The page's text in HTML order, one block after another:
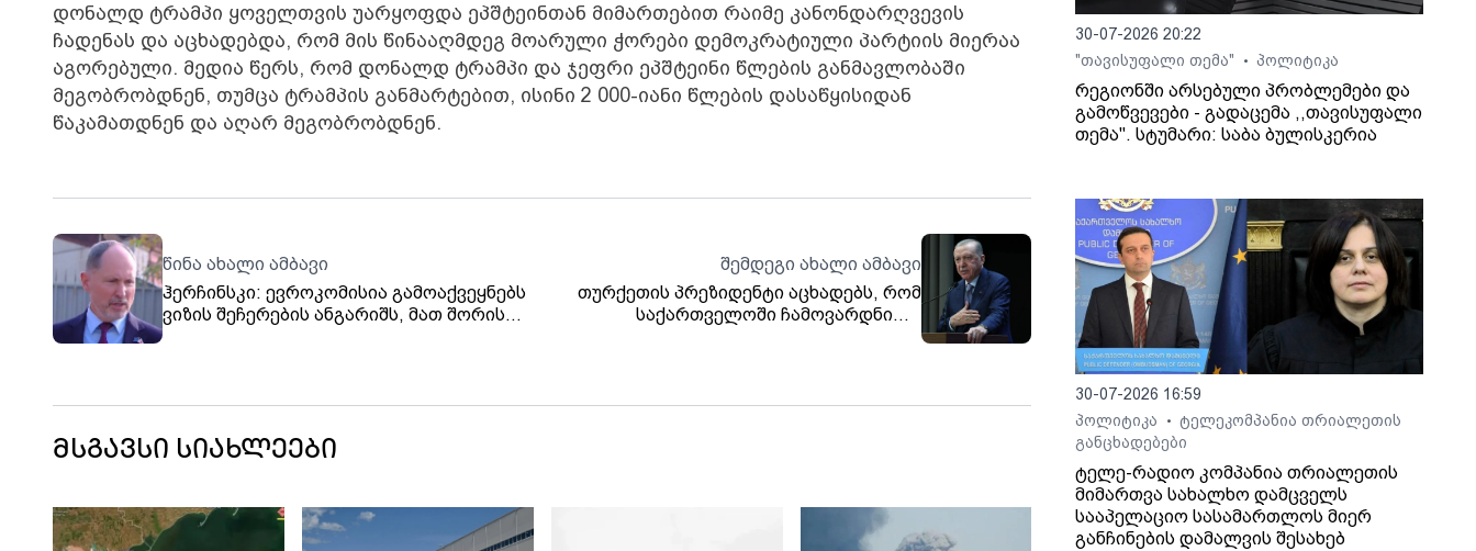
დონალდ ტრამპი ყოველთვის უარყოფდა ეპშტეინთან მიმართებით რაიმე კანონდარღვევის
ჩადენას და აცხადებდა, რომ მის წინააღმდეგ მოარული ჭორები დემოკრატიული პარტიის მიერაა
აგორებული. მედია წერს, რომ დონალდ ტრამპი და ჯეფრი ეპშტეინი წლების განმავლობაში
მეგობრობდნენ, თუმცა ტრამპის განმარტებით, ისინი 2 000-იანი წლების დასაწყისიდან
წაკამათდნენ და აღარ მეგობრობდნენ.
წინა ახალი ამბავი
ჰერჩინსკი: ევროკომისია გამოაქვეყნებს
ვიზის შეჩერების ანგარიშს, მათ შორის
შემდეგი ახალი ამბავი
თურქეთის პრეზიდენტი აცხადებს, რომ
საქართველოში ჩამოვარდნილი
სამხედრო თვითმფრინავის „შავი ყუთი“
მსგავსი სიახლეები
30-07-2026 20:22
"თავისუფალი თემა"
• პოლიტიკა
რეგიონში არსებული პრობლემები და
გამოწვევები - გადაცემა ,,თავისუფალი
თემა". სტუმარი: საბა ბულისკერია
30-07-2026 16:59
პოლიტიკა
•
ტელეკომპანია თრიალეთის
განცხადებები
ტელე-რადიო კომპანია თრიალეთის
მიმართვა სახალხო დამცველს
სააპელაციო სასამართლოს მიერ
განჩინების დამალვის შესახებ